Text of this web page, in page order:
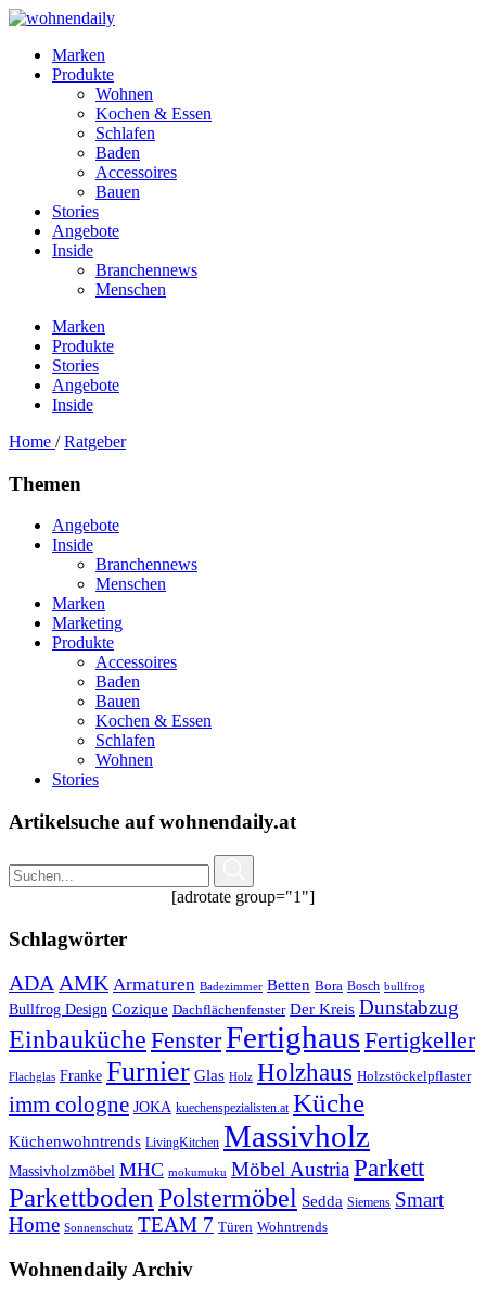
Marken
Produkte
Wohnen
Kochen & Essen
Schlafen
Baden
Accessoires
Bauen
Stories
Angebote
Inside
Branchennews
Menschen
Marken
Produkte
Stories
Angebote
Inside
Home /Ratgeber
Themen
Angebote
Inside
Branchennews
Menschen
Marken
Marketing
Produkte
Accessoires
Baden
Bauen
Kochen & Essen
Schlafen
Wohnen
Stories
Artikelsuche auf wohnendaily.at
[adrotate group="1"]
Schlagwörter
ADA AMK Armaturen Badezimmer Betten Bora Bosch bullfrog
Bullfrog Design Cozique Dachflächenfenster Der Kreis Dunstabzug
Einbauküche FensterFertighausFertigkeller
Flachglas Franke Furnier Glas Holz Holzhaus Holzstöckelpflaster
imm cologne JOKA kuechenspezialisten.at Küche
Küchenwohntrends LivingKitchen Massivholz
Massivholzmöbel MHC mokumuku Möbel AustriaParkett
Parkettboden Polstermöbel Sedda Siemens Smart
Home Sonnenschutz TEAM 7 Türen Wohntrends
Wohnendaily Archiv